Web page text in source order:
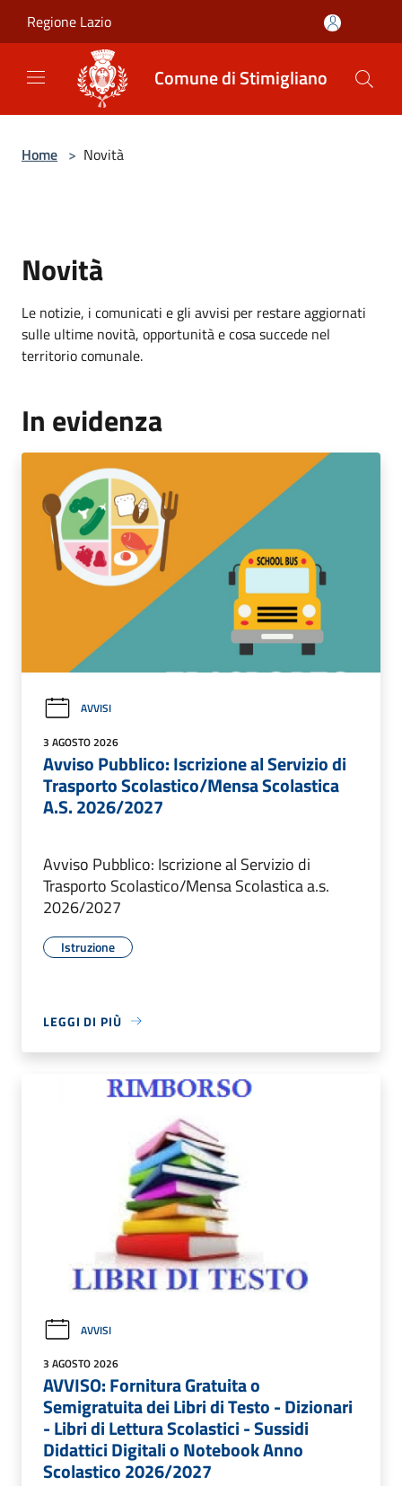
Regione Lazio
Comune di Stimigliano
Home > Novità
Novità
Le notizie, i comunicati e gli avvisi per restare aggiornati
sulle ultime novità, opportunità e cosa succede nel
territorio comunale.
In evidenza
AVVISI
3 AGOSTO 2026
Avviso Pubblico: Iscrizione al Servizio di
Trasporto Scolastico/Mensa Scolastica
A.S. 2026/2027
Avviso Pubblico: Iscrizione al Servizio di
Trasporto Scolastico/Mensa Scolastica a.s.
2026/2027
Istruzione
LEGGI DI PIÙ
AVVISI
3 AGOSTO 2026
AVVISO: Fornitura Gratuita o
Semigratuita dei Libri di Testo - Dizionari
- Libri di Lettura Scolastici - Sussidi
Didattici Digitali o Notebook Anno
Scolastico 2026/2027